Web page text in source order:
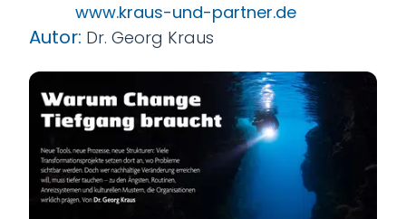
www.kraus-und-partner.de
Autor: Dr. Georg Kraus